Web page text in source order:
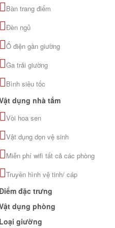
BẢN ĐỒ
GIÁ THAM
Bàn trang điểm
Đèn ngủ
Ổ điện gần giường
Ga trải giường
Bình siêu tốc
dụng nhà tắm
Vòi hoa sen
Vật dụng dọn vệ sinh
Miễn phí wifi tất cả các phòng
Truyền hình vệ tinh/ cáp
đặc trưng
dụng phòng
Loại giường